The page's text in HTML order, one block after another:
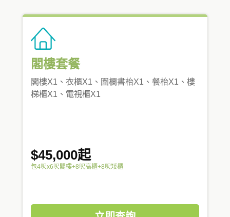
閣樓套餐
閣樓X1、衣櫃X1、圍欄書枱X1、餐枱X1、樓
梯櫃X1、電視櫃X1
$45,000起
包4呎x6呎閣樓+8呎高櫃+8呎矮櫃